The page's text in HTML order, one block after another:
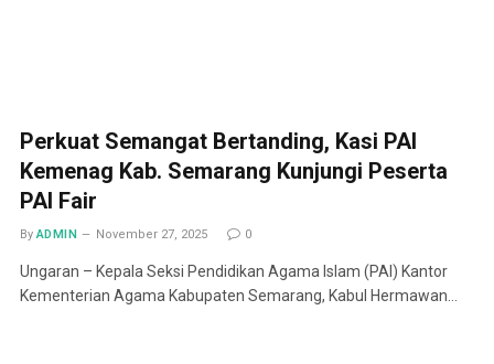
Perkuat Semangat Bertanding, Kasi PAI
Kemenag Kab. Semarang Kunjungi Peserta
PAI Fair
By ADMIN November 27, 2025 0
Ungaran – Kepala Seksi Pendidikan Agama Islam (PAI) Kantor
Kementerian Agama Kabupaten Semarang, Kabul Hermawan…